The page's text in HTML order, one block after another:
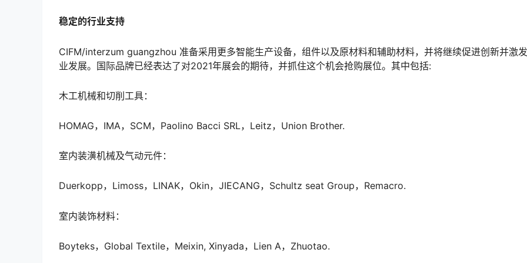
稳定的行业支持
CIFM/interzum guangzhou 准备采用更多智能生产设备，组件以及原材料和辅助材料，并将继续促进创新并激
业发展。国际品牌已经表达了对2021年展会的期待，并抓住这个机会抢购展位。其中包括:
木工机械和切削工具：
HOMAG，IMA，SCM，Paolino Bacci SRL，Leitz，Union Brother.
室内装潢机械及气动元件：
Duerkopp，Limoss，LINAK，Okin，JIECANG，Schultz seat Group，Remacro.
室内装饰材料：
Boyteks，Global Textile，Meixin, Xinyada，Lien A，Zhuotao.